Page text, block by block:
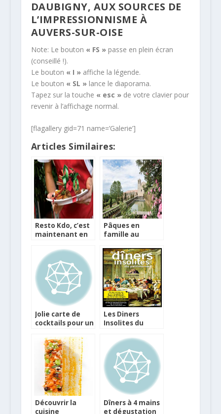
DAUBIGNY, AUX SOURCES DE
L’IMPRESSIONNISME À
AUVERS-SUR-OISE
Note: Le bouton « FS »passe en plein écran
(conseillé !).
Le bouton « I »affiche la légende.
Le bouton « SL »lance le diaporama.
Tapez sur la touche « esc »de votre clavier pour
revenir à l’affichage normal.
[flagallery gid=71 name=’Galerie’]
Articles Similaires:
Resto Kdo, c’est
maintenant en
Yvelines
Pâques en
famille au
Minimes
Jolie carte de
cocktails pour un
Collectionneur
Les Diners
Insolites du
Pays d’Epinal
Découvrir la
cuisine
Dîners à 4 mains
et dégustation